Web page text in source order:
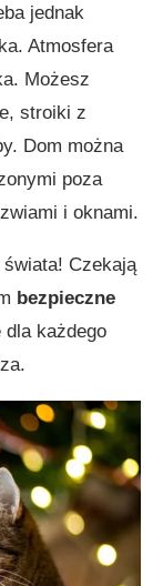
jednak
Atmosfera
Możesz
stroiki z
Dom można
poza
i oknami.
Czekają
bezpieczne
dla każdego